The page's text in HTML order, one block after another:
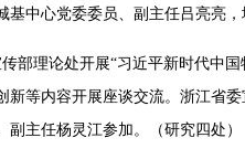
中心党委委员、副主任吕亮亮
部理论处开展“习近平新时代中
新等内容开展座谈交流。浙江省
主任杨灵江参加。（研究四处）